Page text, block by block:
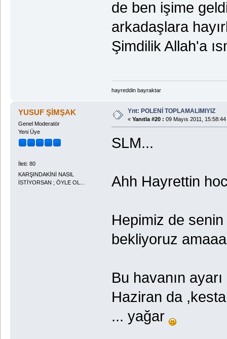
de ben işime
arkadaşlara
Şimdilik Allah'a
hayreddin bayraktar
YUSUF ŞİMŞAK
Genel Moderatör
Yeni Üye
İleti: 80
KARŞINDAKİNİ NASIL
İSTİYORSAN ; ÖYLE OL...
Ynt: POLENİ TOPLAMALIMIYIZ
« Yanıtla #20 : 09 Mayıs 2011, 15:58:44
SLM...
Ahh Hayrettin
Hepimiz de
bekliyoruz
Bu havanın
Haziran da
... yağar